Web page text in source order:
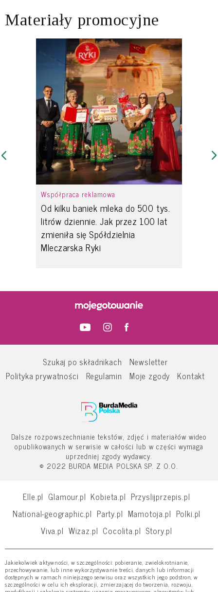
Materiały promocyjne
Współpraca reklamowa
Od kilku baniek mleka do 500 tys.
litrów dziennie. Jak przez 100 lat
zmieniła się Spółdzielnia
Mleczarska Ryki
Szukaj po składnikach
Newsletter
Polityka prywatności
Regulamin Moje zgody Kontakt
Dalsze rozpowszechnianie tekstów, zdjęć i materiałów wideo
opublikowanych w serwisie w całości lub w części wymaga
uprzedniej zgody wydawcy.
© 2022 BURDA MEDIA POLSKA SP. Z O.O.
Elle.pl Glamour.pl Kobieta.pl Przyslijprzepis.pl
National-geographic.pl Party.pl Mamotoja.pl Polki.pl
Viva.pl Wizaz.pl Cocolita.pl Story.pl
Jakiekolwiek aktywności, w szczególności: pobieranie, zwielokrotnianie,
przechowywanie, lub inne wykorzystywanie treści, danych lub informacji
dostępnych w ramach niniejszego serwisu oraz wszystkich jego podstron, w
szczególności w celu ich eksploracji, zmierzającej do tworzenia, rozwoju,